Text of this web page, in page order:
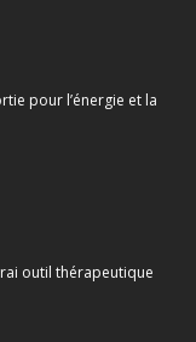
pour l’énergie et la
outil thérapeutique